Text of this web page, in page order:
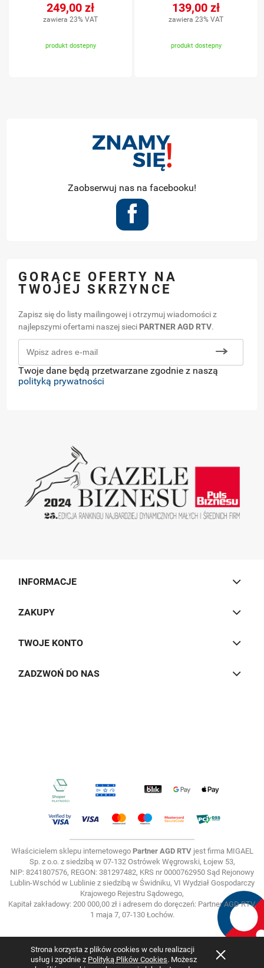
Strona korzysta z plików cookies w celu realizacji
usług i zgodnie z Polityką Plików Cookies. Możesz
249,00 zł
zawiera 23% VAT
produkt dostepny
139,00 zł
zawiera 23% VAT
produkt dostepny
Zaobserwuj nas na facebooku!
GORĄCE OFERTY NA
TWOJEJ SKRZYNCE
Zapisz się do listy mailingowej i otrzymuj wiadomości z
najlepszymi ofertami naszej sieci PARTNER AGD RTV.
Twoje dane będą przetwarzane zgodnie z naszą
polityką prywatności
INFORMACJE
ZAKUPY
TWOJE KONTO
ZADZWOŃ DO NAS
Właścicielem sklepu internetowego Partner AGD RTVjest firma MIGAEL
Sp. z o.o. z siedzibą w 07-132 Ostrówek Węgrowski, Łojew 53,
NIP: 8241807576, REGON: 381297482, KRS nr 0000762950 Sąd Rejonowy
Lublin-Wschód w Lublinie z siedzibą w Świdniku, VI Wydział Gospodarczy
Krajowego Rejestru Sądowego,
Kapitał zakładowy: 200 000,00 zł i adresem do doręczeń: Partner AGD RTV,
1 maja 7, 07-130 Łochów.
Pokaż pełną wersję strony